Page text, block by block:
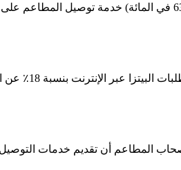
عبر الإنترنت بنسبة 18٪ عن الطلبات عبر الهاتف.